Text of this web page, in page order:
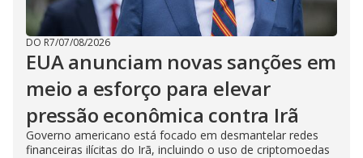
DO R7/07/08/2026
EUA anunciam novas sanções em
meio a esforço para elevar
pressão econômica contra Irã
Governo americano está focado em desmantelar redes
financeiras ilícitas do Irã, incluindo o uso de criptomoedas